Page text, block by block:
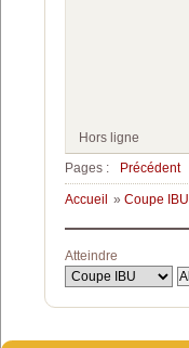
Hors ligne
Pages :
Précédent
Accueil » Coupe IBU
Atteindre